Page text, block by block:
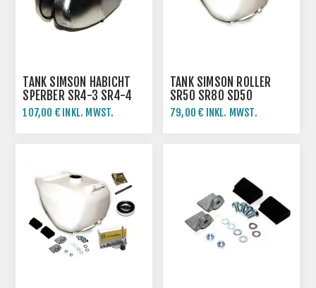
TANK SIMSON HABICHT
SPERBER SR4-3 SR4-4
107,00 € INKL. MWST.
TANK SIMSON ROLLER
SR50 SR80 SD50
79,00 € INKL. MWST.